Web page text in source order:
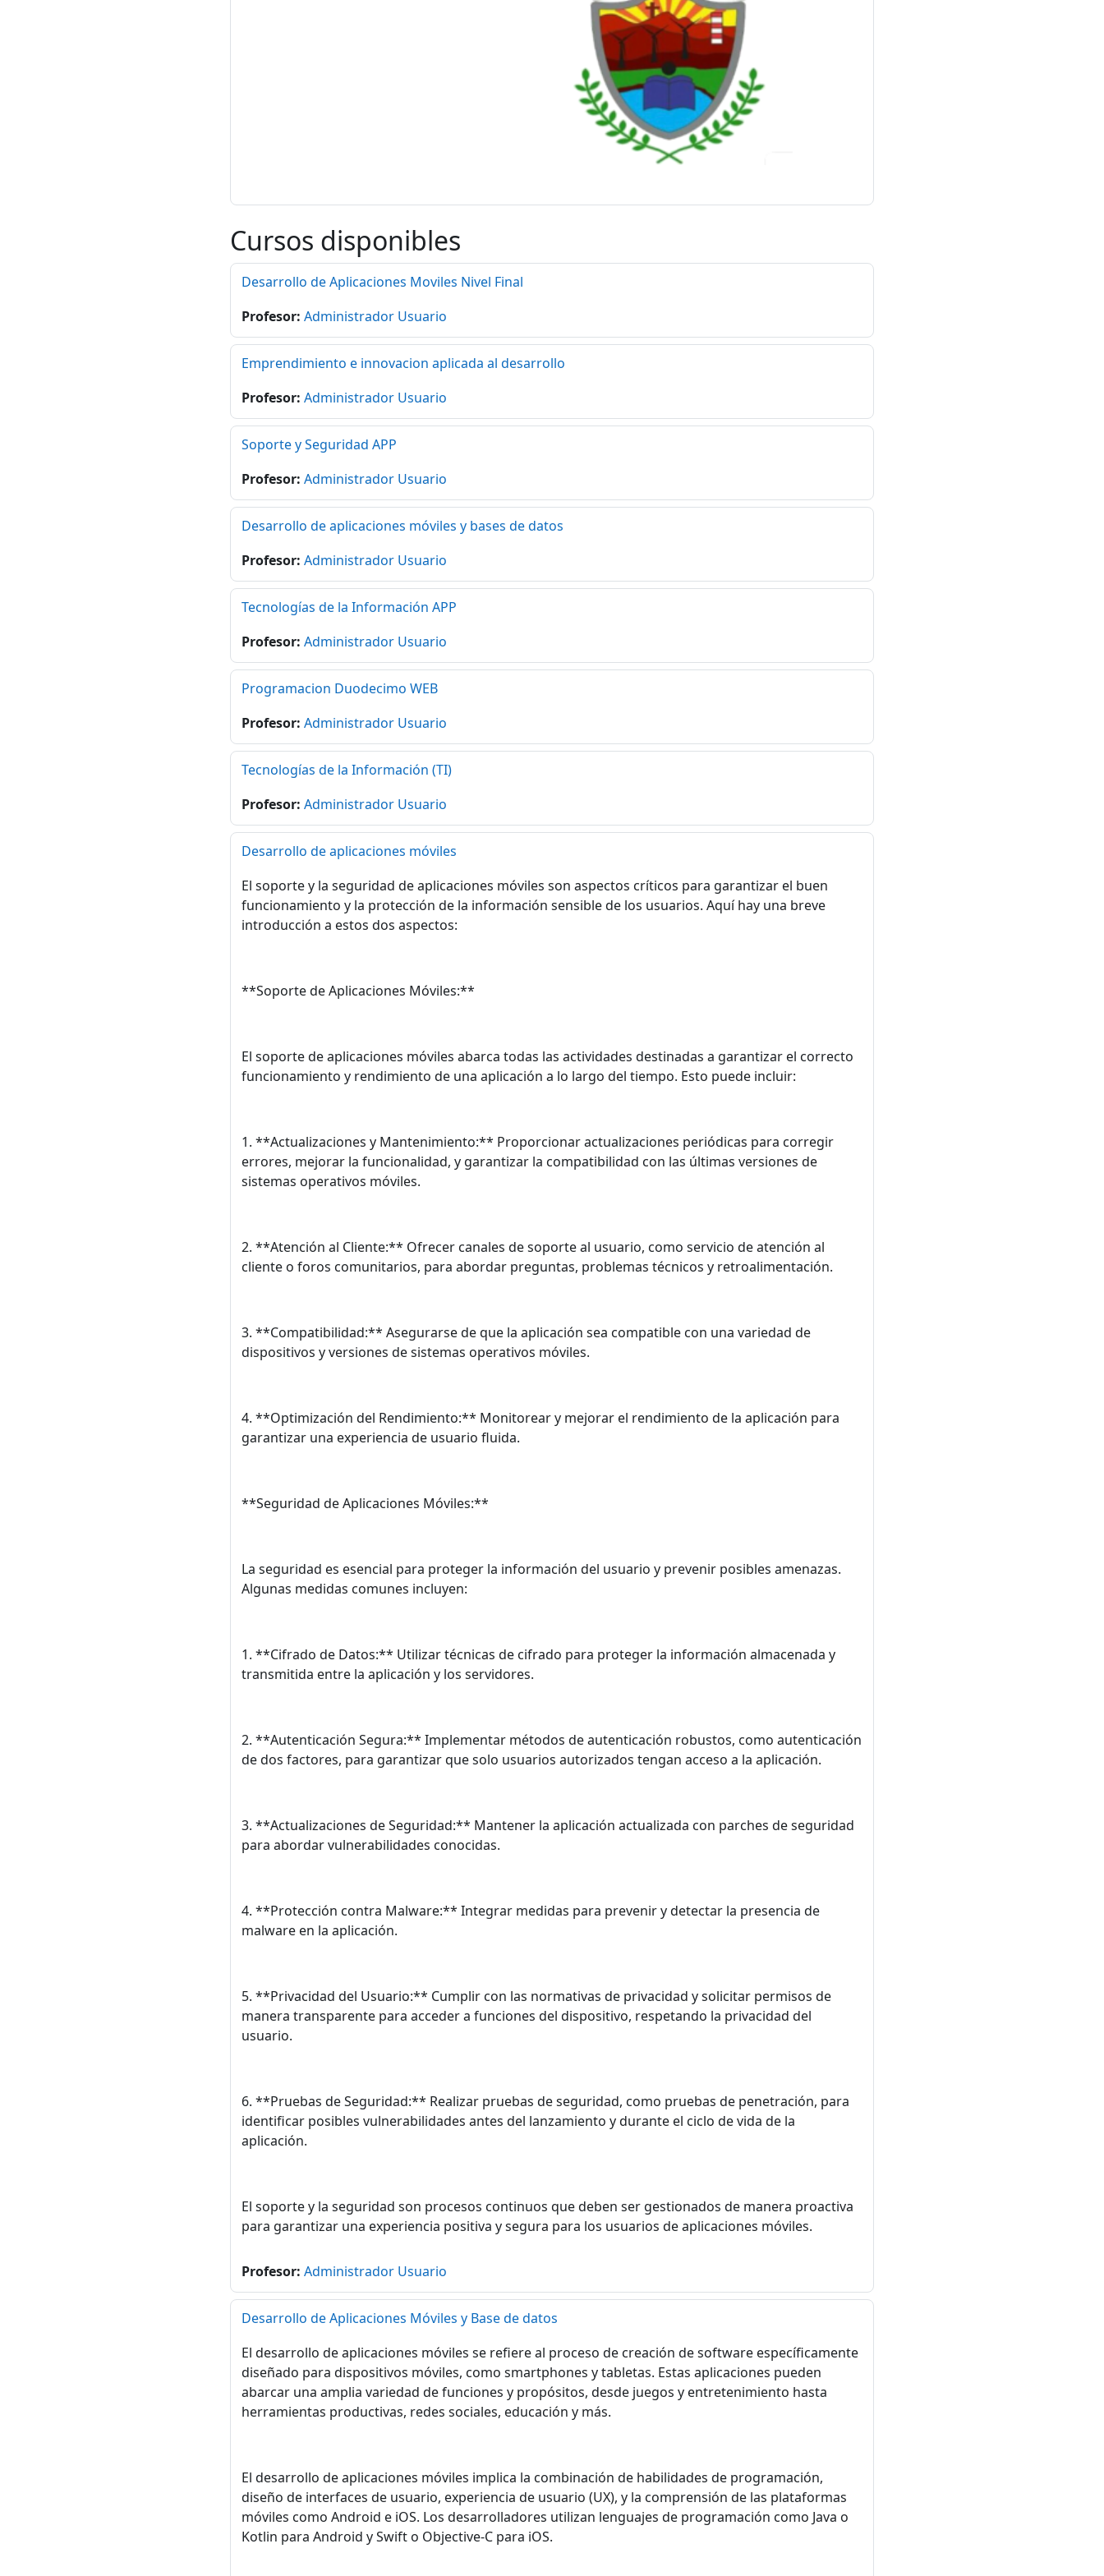
Cursos disponibles
Desarrollo de Aplicaciones Moviles Nivel Final
Profesor: Administrador Usuario
Emprendimiento e innovacion aplicada al desarrollo
Profesor: Administrador Usuario
Soporte y Seguridad APP
Profesor: Administrador Usuario
Desarrollo de aplicaciones móviles y bases de datos
Profesor: Administrador Usuario
Tecnologías de la Información APP
Profesor: Administrador Usuario
Programacion Duodecimo WEB
Profesor: Administrador Usuario
Tecnologías de la Información (TI)
Profesor: Administrador Usuario
Desarrollo de aplicaciones móviles
El soporte y la seguridad de aplicaciones móviles son aspectos críticos para garantizar el buen
funcionamiento y la protección de la información sensible de los usuarios. Aquí hay una breve
introducción a estos dos aspectos:
**Soporte de Aplicaciones Móviles:**
El soporte de aplicaciones móviles abarca todas las actividades destinadas a garantizar el correcto
funcionamiento y rendimiento de una aplicación a lo largo del tiempo. Esto puede incluir:
1. **Actualizaciones y Mantenimiento:** Proporcionar actualizaciones periódicas para corregir
errores, mejorar la funcionalidad, y garantizar la compatibilidad con las últimas versiones de
sistemas operativos móviles.
2. **Atención al Cliente:** Ofrecer canales de soporte al usuario, como servicio de atención al
cliente o foros comunitarios, para abordar preguntas, problemas técnicos y retroalimentación.
3. **Compatibilidad:** Asegurarse de que la aplicación sea compatible con una variedad de
dispositivos y versiones de sistemas operativos móviles.
4. **Optimización del Rendimiento:** Monitorear y mejorar el rendimiento de la aplicación para
garantizar una experiencia de usuario fluida.
**Seguridad de Aplicaciones Móviles:**
La seguridad es esencial para proteger la información del usuario y prevenir posibles amenazas.
Algunas medidas comunes incluyen:
1. **Cifrado de Datos:** Utilizar técnicas de cifrado para proteger la información almacenada y
transmitida entre la aplicación y los servidores.
2. **Autenticación Segura:** Implementar métodos de autenticación robustos, como autenticación
de dos factores, para garantizar que solo usuarios autorizados tengan acceso a la aplicación.
3. **Actualizaciones de Seguridad:** Mantener la aplicación actualizada con parches de seguridad
para abordar vulnerabilidades conocidas.
4. **Protección contra Malware:** Integrar medidas para prevenir y detectar la presencia de
malware en la aplicación.
5. **Privacidad del Usuario:** Cumplir con las normativas de privacidad y solicitar permisos de
manera transparente para acceder a funciones del dispositivo, respetando la privacidad del
usuario.
6. **Pruebas de Seguridad:** Realizar pruebas de seguridad, como pruebas de penetración, para
identificar posibles vulnerabilidades antes del lanzamiento y durante el ciclo de vida de la
aplicación.
El soporte y la seguridad son procesos continuos que deben ser gestionados de manera proactiva
para garantizar una experiencia positiva y segura para los usuarios de aplicaciones móviles.
Profesor: Administrador Usuario
Desarrollo de Aplicaciones Móviles y Base de datos
El desarrollo de aplicaciones móviles se refiere al proceso de creación de software específicamente
diseñado para dispositivos móviles, como smartphones y tabletas. Estas aplicaciones pueden
abarcar una amplia variedad de funciones y propósitos, desde juegos y entretenimiento hasta
herramientas productivas, redes sociales, educación y más.
El desarrollo de aplicaciones móviles implica la combinación de habilidades de programación,
diseño de interfaces de usuario, experiencia de usuario (UX), y la comprensión de las plataformas
móviles como Android e iOS. Los desarrolladores utilizan lenguajes de programación como Java o
Kotlin para Android y Swift o Objective-C para iOS.